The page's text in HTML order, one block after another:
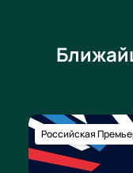
Российская